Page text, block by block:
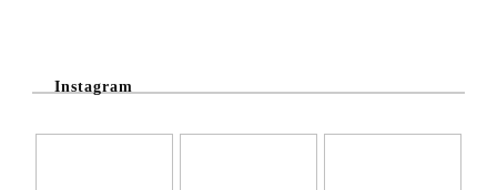
Instagram